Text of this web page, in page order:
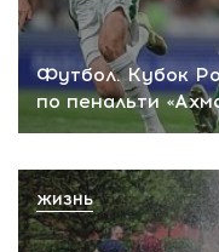
Футбол. Кубок
по пенальти
ЖИЗНЬ